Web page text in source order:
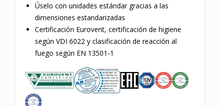
Úselo con unidades estándar gracias a las
dimensiones estandarizadas
Certificación Eurovent, certificación de higiene
según VDI 6022 y clasificación de reacción al
fuego según EN 13501-1